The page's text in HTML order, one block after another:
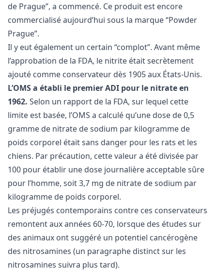
de Prague”, a commencé. Ce produit est encore
commercialisé aujourd’hui sous la marque “Powder
Prague”.
Il y eut également un certain “complot”. Avant même
l’approbation de la FDA, le nitrite était secrètement
ajouté comme conservateur dès 1905 aux États-Unis.
L’OMS a établi le premier ADI pour le nitrate en
1962. Selon un rapport de la FDA, sur lequel cette
limite est basée, l’OMS a calculé qu’une dose de 0,5
gramme de nitrate de sodium par kilogramme de
poids corporel était sans danger pour les rats et les
chiens. Par précaution, cette valeur a été divisée par
100 pour établir une dose journalière acceptable sûre
pour l’homme, soit 3,7 mg de nitrate de sodium par
kilogramme de poids corporel.
Les préjugés contemporains contre ces conservateurs
remontent aux années 60-70, lorsque des études sur
des animaux ont suggéré un potentiel cancérogène
des nitrosamines (un paragraphe distinct sur les
nitrosamines suivra plus tard).